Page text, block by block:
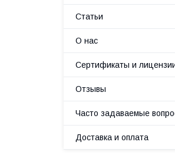
Статьи
О нас
Сертификаты и
Отзывы
Часто задаваемые
Доставка и оплата